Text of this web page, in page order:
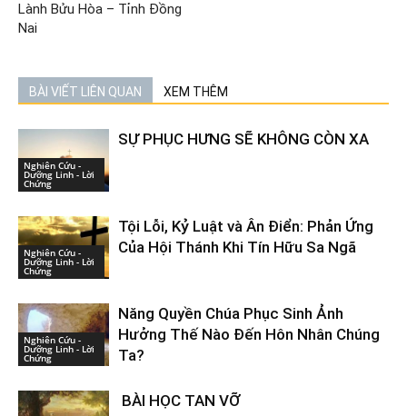
Lành Bửu Hòa – Tỉnh Đồng
Nai
BÀI VIẾT LIÊN QUAN XEM THÊM
Nghiên Cứu -
Dưỡng Linh - Lời
Chứng
SỰ PHỤC HƯNG SẼ KHÔNG CÒN XA
Nghiên Cứu -
Dưỡng Linh - Lời
Chứng
Tội Lỗi, Kỷ Luật và Ân Điển: Phản Ứng
Của Hội Thánh Khi Tín Hữu Sa Ngã
Nghiên Cứu -
Dưỡng Linh - Lời
Chứng
Năng Quyền Chúa Phục Sinh Ảnh
Hưởng Thế Nào Đến Hôn Nhân Chúng
Ta?
BÀI HỌC TAN VỠ